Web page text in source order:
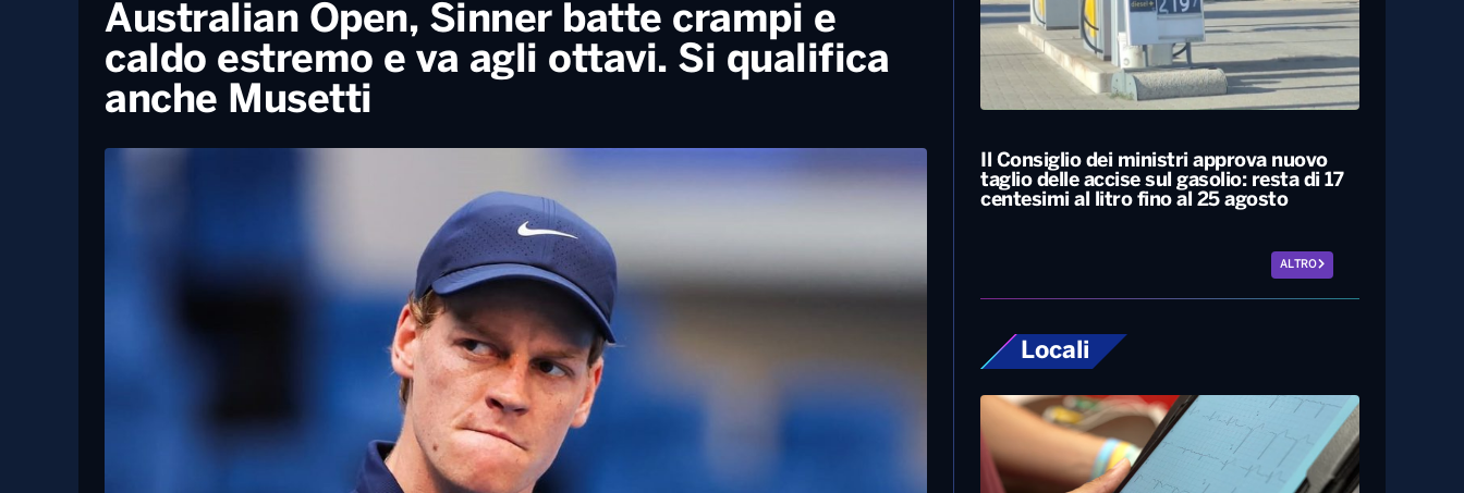
Australian Open, Sinner batte crampi e
caldo estremo e va agli ottavi. Si qualifica
anche Musetti
Il Consiglio dei ministri approva nuovo
taglio delle accise sul gasolio: resta di 17
centesimi al litro fino al 25 agosto
ALTRO
Locali